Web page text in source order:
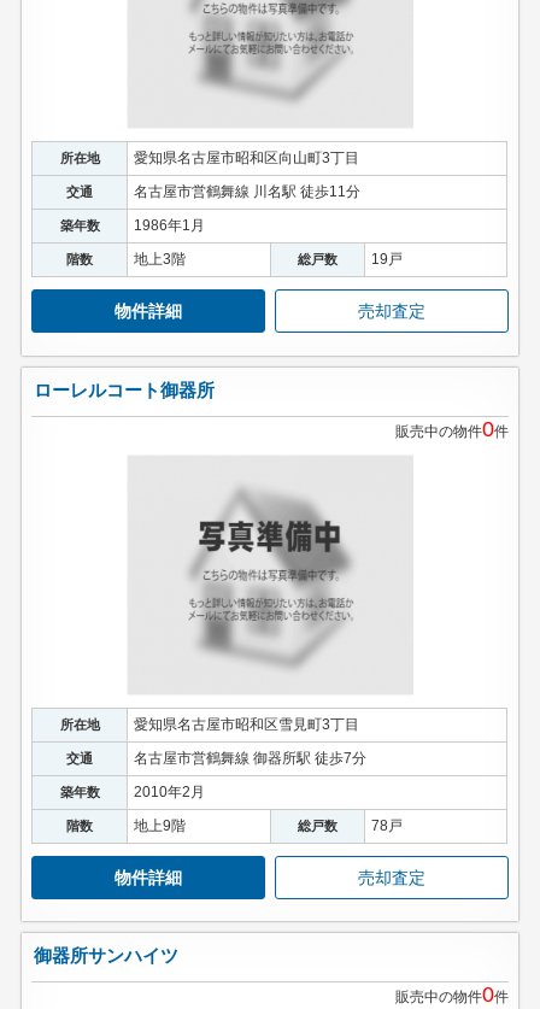
所在地 愛知県名古屋市昭和区向山町3丁目
交通 名古屋市営鶴舞線 川名駅 徒歩11分
築年数 1986年1月
階数 地上3階 総戸数 19戸
物件詳細 売却査定
ローレルコート御器所
販売中の物件0件
所在地 愛知県名古屋市昭和区雪見町3丁目
交通 名古屋市営鶴舞線 御器所駅 徒歩7分
築年数 2010年2月
階数 地上9階 総戸数 78戸
物件詳細 売却査定
御器所サンハイツ
販売中の物件0件